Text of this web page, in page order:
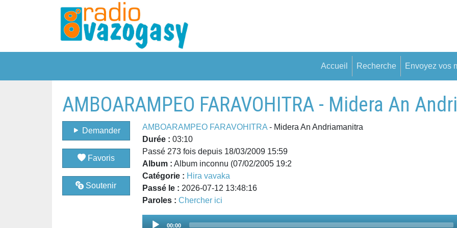
Accueil Recherche Envoyez vos
AMBOARAMPEO FARAVOHITRA - Midera An
Demander
Favoris
Soutenir
AMBOARAMPEO FARAVOHITRA- Midera An Andriamanitra
Durée : 03:10
Passé 273 fois depuis 18/03/2009 15:59
Album : Album inconnu (07/02/2005 19:2
Catégorie : Hira vavaka
Passé le : 2026-07-12 13:48:16
Paroles : Chercher ici
Audio
00:00